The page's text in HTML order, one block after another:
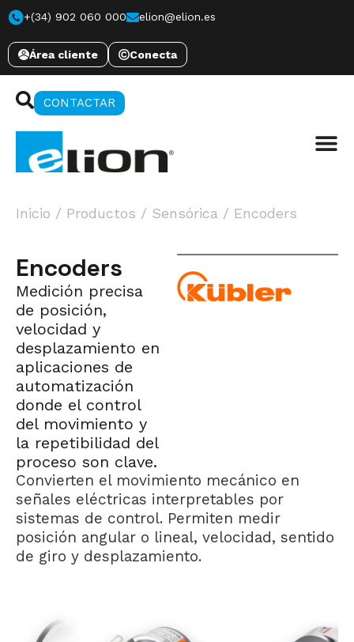
+(34) 902 060 000 elion@elion.es
Área cliente Conecta
CONTACTAR
Inicio / Productos / Sensórica / Encoders
Encoders
Medición precisa
de posición,
velocidad y
desplazamiento en
aplicaciones de
automatización
donde el control
del movimiento y
la repetibilidad del
proceso son clave.
Convierten el movimiento mecánico en
señales eléctricas interpretables por
sistemas de control. Permiten medir
posición angular o lineal, velocidad, sentido
de giro y desplazamiento.